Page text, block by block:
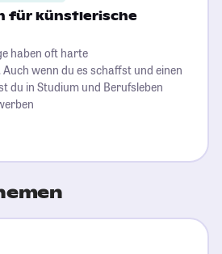
für künstlerische
haben oft harte
wenn du es schaffst und einen
du in Studium und Berufsleben